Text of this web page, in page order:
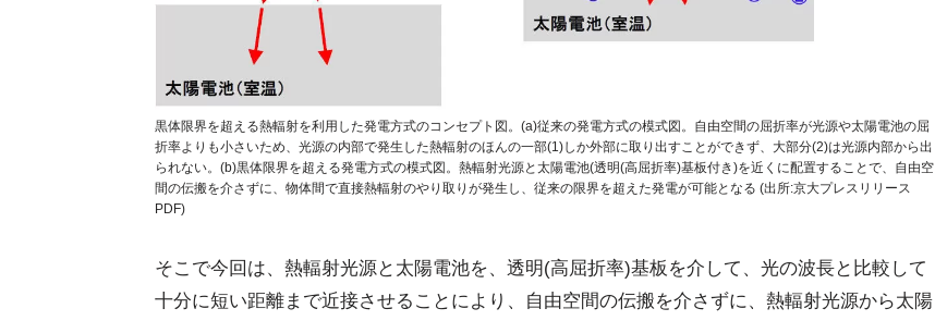
黒体限界を超える熱輻射を利用した発電方式のコンセプト図。(a)従来の発電方式の模式図。自由空間の屈折率が光源や太陽電池の屈
折率よりも小さいため、光源の内部で発生した熱輻射のほんの一部(1)しか外部に取り出すことができず、大部分(2)は光源内部から出
られない。(b)黒体限界を超える発電方式の模式図。熱輻射光源と太陽電池(透明(高屈折率)基板付き)を近くに配置することで、自由空
間の伝搬を介さずに、物体間で直接熱輻射のやり取りが発生し、従来の限界を超えた発電が可能となる (出所:京大プレスリリース
PDF)
そこで今回は、熱輻射光源と太陽電池を、透明(高屈折率)基板を介して、光の波長と比較して
十分に短い距離まで近接させることにより、自由空間の伝搬を介さずに、熱輻射光源から太陽